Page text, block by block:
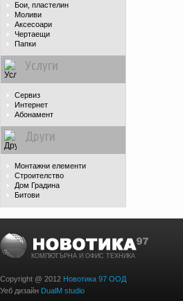
Бои, пластелин
Моливи
Аксесоари
Чертаещи
Папки
Услуги
Сервиз
Интернет
Абонамент
Други
Монтажни елементи
Строителство
Дом Градина
Битови
КОМПЮТЪРНА И ОФИС ТЕХНИКА
Copyright @ 2012 Новотика 97 ООД
Уеб дизайн DualM studio